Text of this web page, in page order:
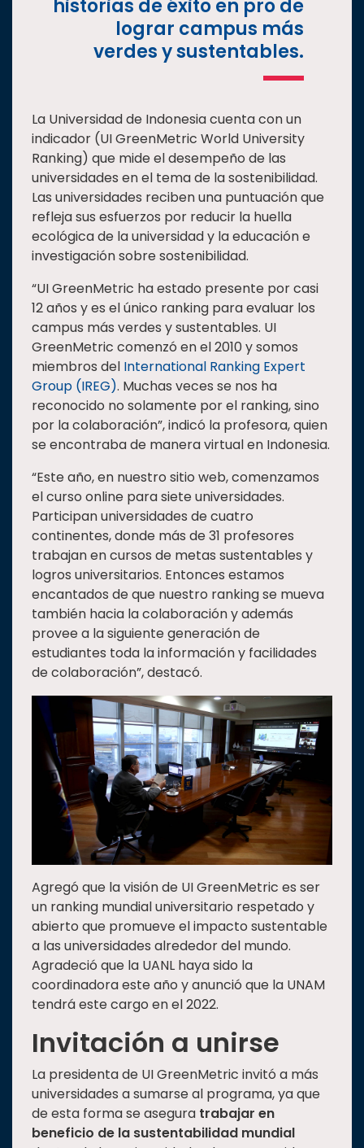
historias de éxito en pro de
lograr campus más
verdes y sustentables.
La Universidad de Indonesia cuenta con un
indicador (UI GreenMetric World University
Ranking) que mide el desempeño de las
universidades en el tema de la sostenibilidad.
Las universidades reciben una puntuación que
refleja sus esfuerzos por reducir la huella
ecológica de la universidad y la educación e
investigación sobre sostenibilidad.
“UI GreenMetric ha estado presente por casi
12 años y es el único ranking para evaluar los
campus más verdes y sustentables. UI
GreenMetric comenzó en el 2010 y somos
miembros del International Ranking Expert
Group (IREG). Muchas veces se nos ha
reconocido no solamente por el ranking, sino
por la colaboración”, indicó la profesora, quien
se encontraba de manera virtual en Indonesia.
“Este año, en nuestro sitio web, comenzamos
el curso online para siete universidades.
Participan universidades de cuatro
continentes, donde más de 31 profesores
trabajan en cursos de metas sustentables y
logros universitarios. Entonces estamos
encantados de que nuestro ranking se mueva
también hacia la colaboración y además
provee a la siguiente generación de
estudiantes toda la información y facilidades
de colaboración”, destacó.
Agregó que la visión de UI GreenMetric es ser
un ranking mundial universitario respetado y
abierto que promueve el impacto sustentable
a las universidades alrededor del mundo.
Agradeció que la UANL haya sido la
coordinadora este año y anunció que la UNAM
tendrá este cargo en el 2022.
Invitación a unirse
La presidenta de UI GreenMetric invitó a más
universidades a sumarse al programa, ya que
de esta forma se asegura trabajar en
beneficio de la sustentabilidad mundial